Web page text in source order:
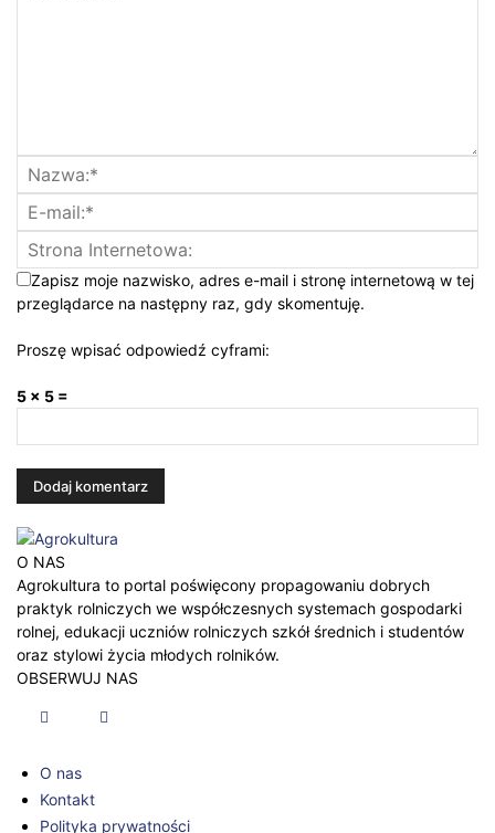
Zapisz moje nazwisko, adres e-mail i stronę internetową w tej
przeglądarce na następny raz, gdy skomentuję.
Proszę wpisać odpowiedź cyframi:
5 × 5 =
O NAS
Agrokultura to portal poświęcony propagowaniu dobrych
praktyk rolniczych we współczesnych systemach gospodarki
rolnej, edukacji uczniów rolniczych szkół średnich i studentów
oraz stylowi życia młodych rolników.
OBSERWUJ NAS
O nas
Kontakt
Polityka prywatności